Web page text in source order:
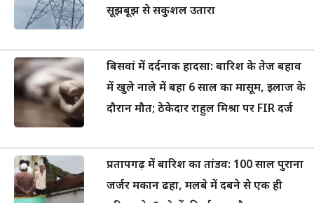
सूझबूझ से सकुशल उतारा
बिसवां में दर्दनाक हादसा: बारिश के तेज बहाव
में खुले नाले में बहा 6 साल का मासूम, इलाज के
दौरान मौत; ठेकेदार राहुल मिश्रा पर FIR दर्ज
प्रतापगढ़ में बारिश का तांडव: 100 साल पुराना
जर्जर मकान ढहा, मलबे में दबने से एक ही